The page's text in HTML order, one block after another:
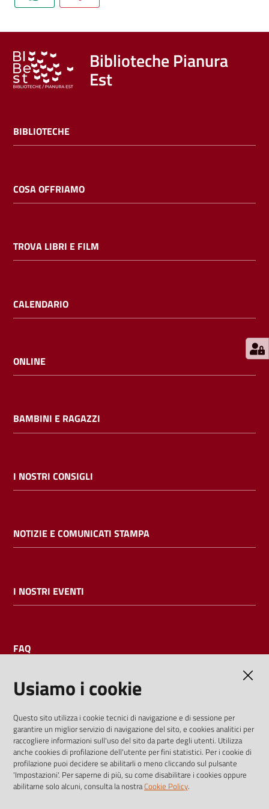
e
Calendario
Online
ragazzi
i
l
Cerca nei
cataloghi
Chiedi al
Biblioteche Pianura
Est
BIBLIOTECHE
COSA OFFRIAMO
TROVA LIBRI E FILM
CALENDARIO
ONLINE
BAMBINI E RAGAZZI
I NOSTRI CONSIGLI
NOTIZIE E COMUNICATI STAMPA
I NOSTRI EVENTI
FAQ
I dati personali pubblicati sono riutilizzabili solo alle condizioni
previste dalla direttiva comunitaria 2003/98/CE e dal d.lgs.
36/2006
Usiamo i cookie
Questo sito utilizza i cookie tecnici di navigazione e di sessione per
garantire un miglior servizio di navigazione del sito, e cookies analitici per
raccogliere informazioni sull'uso del sito da parte degli utenti. Utilizza
anche cookies di profilazione dell'utente per fini statistici. Per i cookie di
profilazione puoi decidere se abilitarli o meno cliccando sul pulsante
'Impostazioni'. Per saperne di più, su come disabilitare i cookies oppure
abilitarne solo alcuni, consulta la nostraCookie Policy.